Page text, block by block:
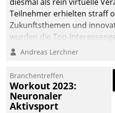
Teilnehmer erhielten straff
Zukunftsthemen und
wurden die Top-
Andreas Lerchner
Branchentreffen
Workout 2023:
Neuronaler
Aktivsport